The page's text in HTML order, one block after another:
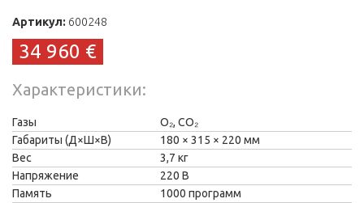
Артикул: 600248
34 960 €
Характеристики
Газы
O₂, CO₂
Габариты (Д×Ш×В)
180 315
220 мм
Вес
3,7 кг
Напряжение
220 В
Память
1000 программ